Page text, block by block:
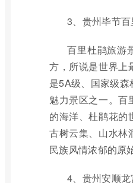
3、贵州毕节
百里杜鹃旅游
方，所说是世界上
是5A级、国家级
魅力景区之一。百
的海洋、杜鹃花的
古树云集、山水林
民族风情浓郁的原
4、贵州安顺